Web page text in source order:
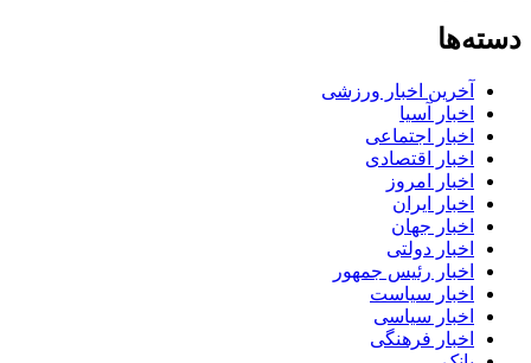
دسته‌ها
آخرین اخبار ورزشی
اخبار آسیا
اخبار اجتماعی
اخبار اقتصادی
اخبار امروز
اخبار ایران
اخبار جهان
اخبار دولتی
اخبار رئیس جمهور
اخبار سیاست
اخبار سیاسی
اخبار فرهنگی